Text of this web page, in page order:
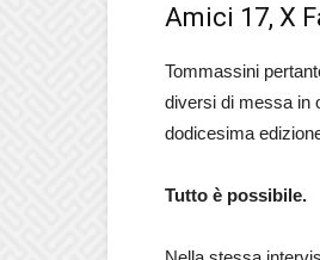
Amici 17, X
Tommassini
diversi di messa in
dodicesima
Tutto è possibile.